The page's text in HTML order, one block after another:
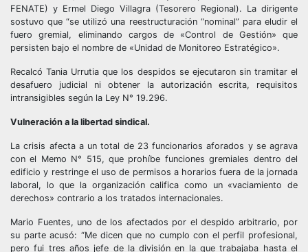
FENATE) y Ermel Diego Villagra (Tesorero Regional). La dirigente
sostuvo que “se utilizó una reestructuración “nominal” para eludir el
fuero gremial, eliminando cargos de «Control de Gestión» que
persisten bajo el nombre de «Unidad de Monitoreo Estratégico».
Recalcó Tania Urrutia que los despidos se ejecutaron sin tramitar el
desafuero judicial ni obtener la autorización escrita, requisitos
intransigibles según la Ley N° 19.296.
Vulneración a la libertad sindical.
La crisis afecta a un total de 23 funcionarios aforados y se agrava
con el Memo N° 515, que prohíbe funciones gremiales dentro del
edificio y restringe el uso de permisos a horarios fuera de la jornada
laboral, lo que la organización califica como un «vaciamiento de
derechos» contrario a los tratados internacionales.
Mario Fuentes, uno de los afectados por el despido arbitrario, por
su parte acusó: “Me dicen que no cumplo con el perfil profesional,
pero fui tres años jefe de la división en la que trabajaba hasta el